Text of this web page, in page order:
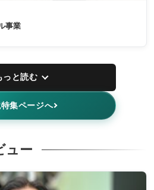
事業
っと読む
集ページへ
ュー